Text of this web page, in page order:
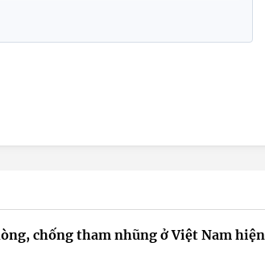
chống tham nhũng ở Việt Nam hiện